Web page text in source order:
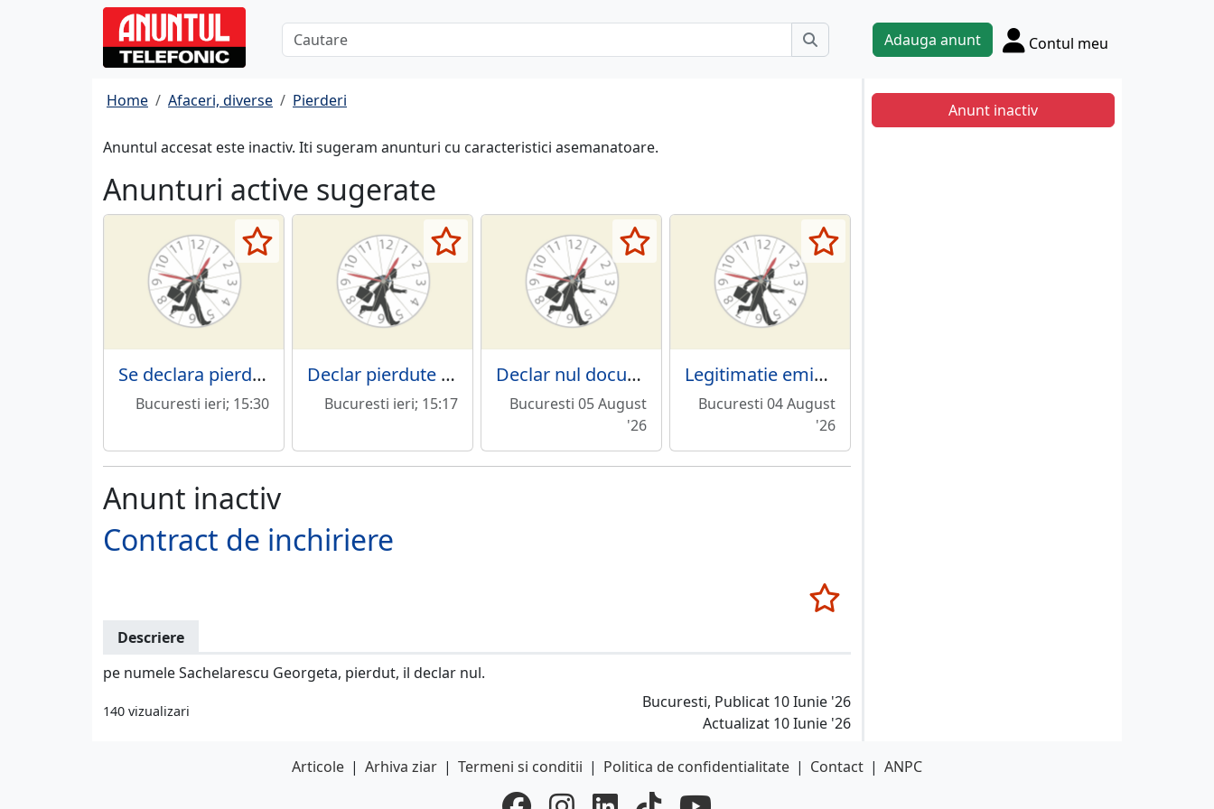
Adauga anunt Contul meu
Home Afaceri, diverse Pierderi
Anuntul accesat este inactiv. Iti sugeram anunturi cu caracteristici asemanatoare.
Anunturi active sugerate
Se declara pierdut cardul de vouchere de vacanta
Bucuresti ieri; 15:30
Declar pierdute certificatele de trezorerie
Bucuresti ieri; 15:17
Declar nul document inregistrare DSVSA
Bucuresti 05 August
'26
Legitimatie emisa de Posta Romana
Bucuresti 04 August
'26
Anunt inactiv
Contract de inchiriere
Descriere
pe numele Sachelarescu Georgeta, pierdut, il declar nul.
140 vizualizari
Bucuresti, Publicat 10 Iunie '26
Actualizat 10 Iunie '26
Anunt inactiv
Articole | Arhiva ziar | Termeni si conditii | Politica de confidentialitate | Contact | ANPC